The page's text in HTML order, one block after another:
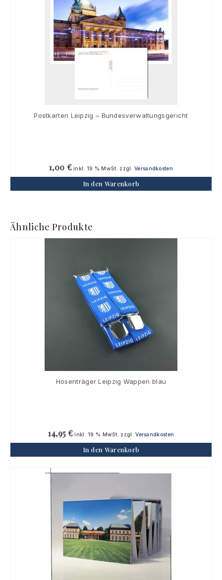
Postkarten Leipzig – Bundesverwaltungsgericht
1,00 € inkl. 19 % MwSt. zzgl.Versandkosten
In den Warenkorb
Ähnliche Produkte
Hosenträger Leipzig Wappen blau
14,95 € inkl. 19 % MwSt. zzgl.Versandkosten
In den Warenkorb